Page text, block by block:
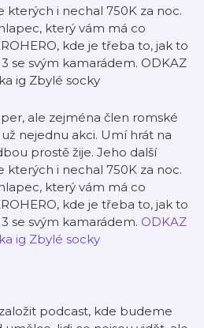
kterých i nechal 750K za noc.
který vám má co
kde je třeba to, jak to
se svým kamarádem. ODKAZ
ig Zbylé socky
ale zejména člen romské
nejednu akci. Umí hrát na
prostě žije. Jeho další
kterých i nechal 750K za noc.
který vám má co
kde je třeba to, jak to
se svým kamarádem. ODKAZ
ig Zbylé socky
podcast, kde budeme